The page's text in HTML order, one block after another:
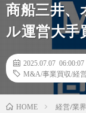
商船三井、
ル運営大手
2025.07.07 06:00:07
M&A/事業買収/経
HOME 経営/業